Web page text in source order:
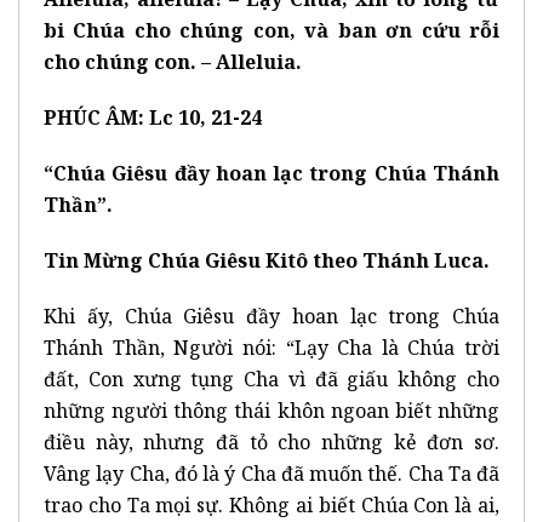
bi Chúa cho chúng con, và ban ơn cứu rỗi
cho chúng con. – Alleluia.
PHÚC ÂM: Lc 10, 21-24
“Chúa Giêsu đầy hoan lạc trong Chúa Thánh
Thần”.
Tin Mừng Chúa Giêsu Kitô theo Thánh Luca.
Khi ấy, Chúa Giêsu đầy hoan lạc trong Chúa
Thánh Thần, Người nói: “Lạy Cha là Chúa trời
đất, Con xưng tụng Cha vì đã giấu không cho
những người thông thái khôn ngoan biết những
điều này, nhưng đã tỏ cho những kẻ đơn sơ.
Vâng lạy Cha, đó là ý Cha đã muốn thế. Cha Ta đã
trao cho Ta mọi sự. Không ai biết Chúa Con là ai,